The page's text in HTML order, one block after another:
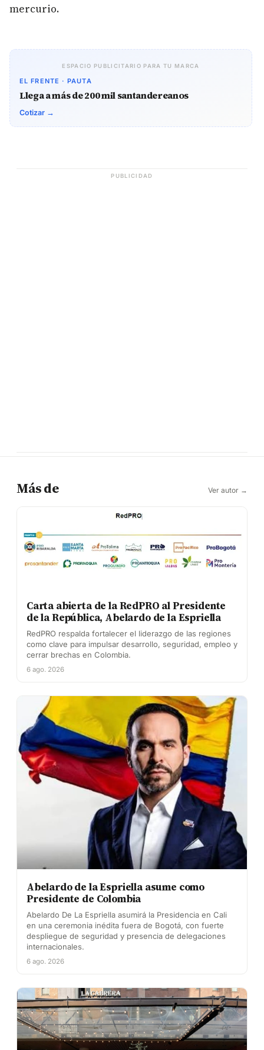
mercurio.
ESPACIO PUBLICITARIO PARA TU MARCA
EL FRENTE · PAUTA
Llega a más de 200 mil santandereanos
Cotizar →
PUBLICIDAD
Más de Ver autor →
Carta abierta de la RedPRO al Presidente
de la República, Abelardo de la Espriella
RedPRO respalda fortalecer el liderazgo de las regiones
como clave para impulsar desarrollo, seguridad, empleo y
cerrar brechas en Colombia.
6 ago. 2026
Abelardo de la Espriella asume como
Presidente de Colombia
Abelardo De La Espriella asumirá la Presidencia en Cali
en una ceremonia inédita fuera de Bogotá, con fuerte
despliegue de seguridad y presencia de delegaciones
internacionales.
6 ago. 2026